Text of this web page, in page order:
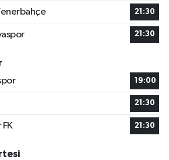
21:30
21:30
19:00
21:30
21:30